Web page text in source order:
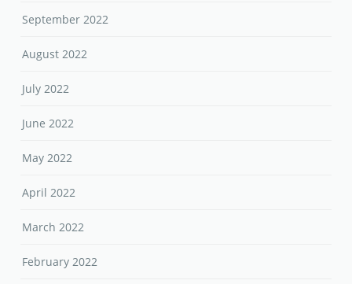
September 2022
August 2022
July 2022
June 2022
May 2022
April 2022
March 2022
February 2022